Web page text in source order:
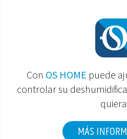
Con OS HOME puede
controlar su
MÁS